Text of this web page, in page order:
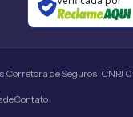
Corretora de Seguros · CNPJ
Contato